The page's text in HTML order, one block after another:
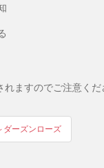
ますのでご注意くだ
ダーズンローズ